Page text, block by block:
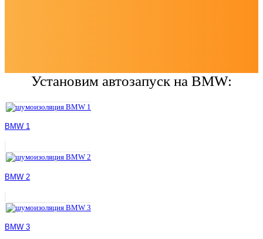
Установим автозапуск на BMW:
BMW 1
BMW 2
BMW 3